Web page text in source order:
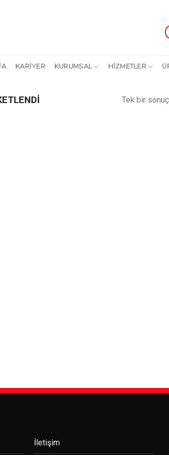
KARİYER KURUMSAL HİZMETLER
Tek bir
İletişim